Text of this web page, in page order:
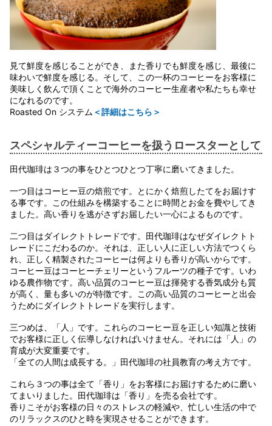
見て鮮度を感じることができ、また香りでも鮮度を感じ、最後に
味わいで鮮度を感じる。そして、この一杯のコーヒーをお客様に
美味しく飲んで頂くことで海外のコーヒー生産者や私たちも幸せ
になれるのです。
Roasted On システム ＜詳細はこちら＞
スペシャルティーコーヒーを扱うロースターとして
田代珈琲は３つの事をひとつひとつ丁寧に磨いてきました。
一つ目はコーヒー豆の焙煎です。とにかく焙煎したてをお届けす
る事です。この仕組みを構築することに時間とお金を費やしてき
ました。高い香りを逃がさずお届したい一心によるものです。
二つ目はダイレクトトレードです。田代珈琲はなぜダイレクトト
レードにこだわるのか。それは、正しい人に正しい方法でつくら
れ、正しく精製されたコーヒーは何よりも香りが高いからです。
コーヒー豆はコーヒーチェリーというフルーツの種子です。いわ
ゆる農作物です。高い品質のコーヒー豆は揮発する香気成分も質
が高く、量も多いのが特徴です。この高い品質のコーヒーと出会
うためにダイレクトトレードを実行します。
三つめは、「人」です。これらのコーヒー豆を正しい知識と技術
でお客様に正しく伝導しなければいけません。それには「人」の
育成が大変重要です。
「全ての人間は成長する。」田代珈琲の社員教育の考え方です。
これら３つの事は全て「香り」をお客様にお届けするために磨い
てまいりました。田代珈琲は「香り」を売る会社です。
香りこそがお客様の日々のストレスの軽減や、忙しい生活の中で
のリラックスのひと時を実現させることができます。